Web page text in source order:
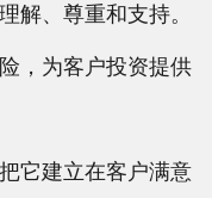
解、尊重和支持。
，为客户投资提供
它建立在客户满意